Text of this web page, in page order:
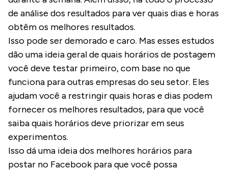
de análise dos resultados para ver quais dias e horas
obtêm os melhores resultados.
Isso pode ser demorado e caro. Mas esses estudos
dão uma ideia geral de quais horários de postagem
você deve testar primeiro, com base no que
funciona para outras empresas do seu setor. Eles
ajudam você a restringir quais horas e dias podem
fornecer os melhores resultados, para que você
saiba quais horários deve priorizar em seus
experimentos.
Isso dá uma ideia dos melhores horários para
postar no Facebook para que você possa